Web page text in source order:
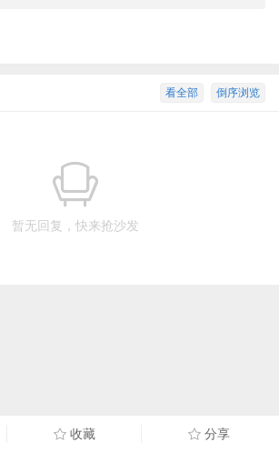
倒序浏览
看全部
暂无回复，快来抢沙发
收藏 分享